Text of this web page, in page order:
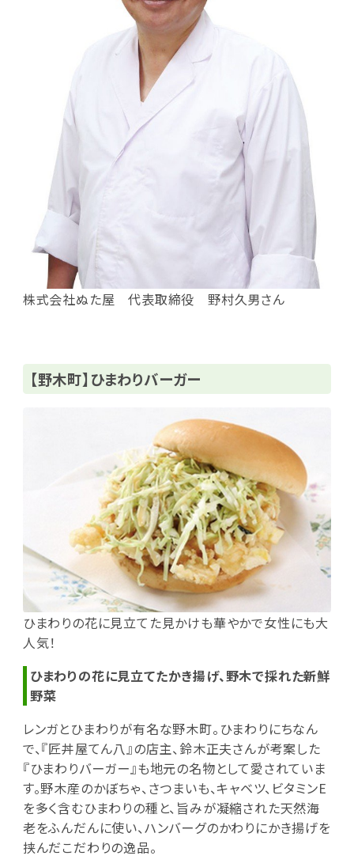
株式会社ぬた屋 代表取締役 野村久男さん
【野木町】ひまわりバーガー
ひまわりの花に見立てた見かけも華やかで女性にも大
人気！
ひまわりの花に見立てたかき揚げ、野木で採れた新鮮
野菜
レンガとひまわりが有名な野木町。ひまわりにちなん
で、『匠丼屋てん八』の店主、鈴木正夫さんが考案した
『ひまわりバーガー』も地元の名物として愛されていま
す。野木産のかぼちゃ、さつまいも、キャベツ、ビタミンE
を多く含むひまわりの種と、旨みが凝縮された天然海
老をふんだんに使い、ハンバーグのかわりにかき揚げを
挟んだこだわりの逸品。